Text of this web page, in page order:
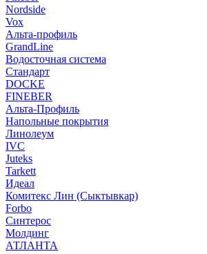
Nordside
Vox
Альта-профиль
GrandLine
Водосточная система
Стандарт
DOCKE
FINEBER
Альта-Профиль
Напольные покрытия
Линолеум
IVC
Juteks
Tarkett
Идеал
Комитекс Лин (Сыктывкар)
Forbo
Синтерос
Молдинг
АТЛАНТА